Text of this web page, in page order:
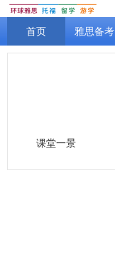
首页 雅思备考
课堂一景